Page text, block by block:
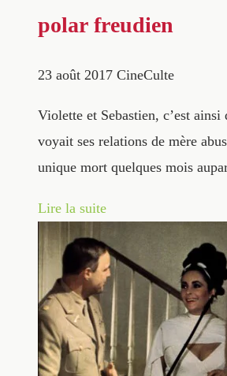
polar freudien
23 août 2017 CineCulte
Violette et Sebastien, c’est ainsi
voyait ses relations de mère
unique mort quelques mois
Lire la suite